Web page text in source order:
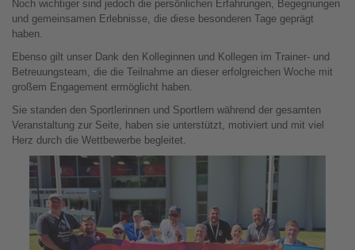
Noch wichtiger sind jedoch die persönlichen Erfahrungen, Begegnungen
und gemeinsamen Erlebnisse, die diese besonderen Tage geprägt
haben.
Ebenso gilt unser Dank den Kolleginnen und Kollegen im Trainer- und
Betreuungsteam, die die Teilnahme an dieser erfolgreichen Woche mit
großem Engagement ermöglicht haben.
Sie standen den Sportlerinnen und Sportlern während der gesamten
Veranstaltung zur Seite, haben sie unterstützt, motiviert und mit viel
Herz durch die Wettbewerbe begleitet.